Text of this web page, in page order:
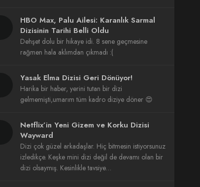
HBO Max, Palu Ailesi: Karanlık Sarmal
Dizisinin Tarihi Belli Oldu
Dehşet dolu bir hikaye idi. 8 sene geçmesine
rağmen hala aklımdan çıkmadı :(
Yasak Elma Dizisi Geri Dönüyor!
Harika bir haber, yerini tutan bir dizi
gelmemişti,umarım tüm kadro diziye döner 😍
Netflix’in Yeni Gizem ve Korku Dizisi
Wayward
Dizi çok güzel arkadaşlar. Hiç bitmesin istiyorsunuz
izledikçe. Keşke mini dizi değil de devamı olan bir
dizi olsaymış. Kesinlikle tavsiye…